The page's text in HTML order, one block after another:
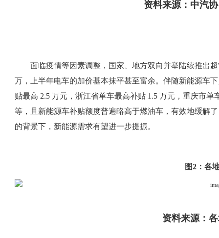
资料来源：中汽
面临疫情等因素调整，国家、地方双向并举陆续推出
万，上半年电车的加价基本抹平甚至富余。伴随新能源车
贴最高 2.5 万元，浙江省单车最高补贴 1.5 万元，重庆市
等，且新能源车补贴额度普遍略高于燃油车，有效地缓解
的背景下，新能源需求有望进一步提振。
图2：各
资料来源：